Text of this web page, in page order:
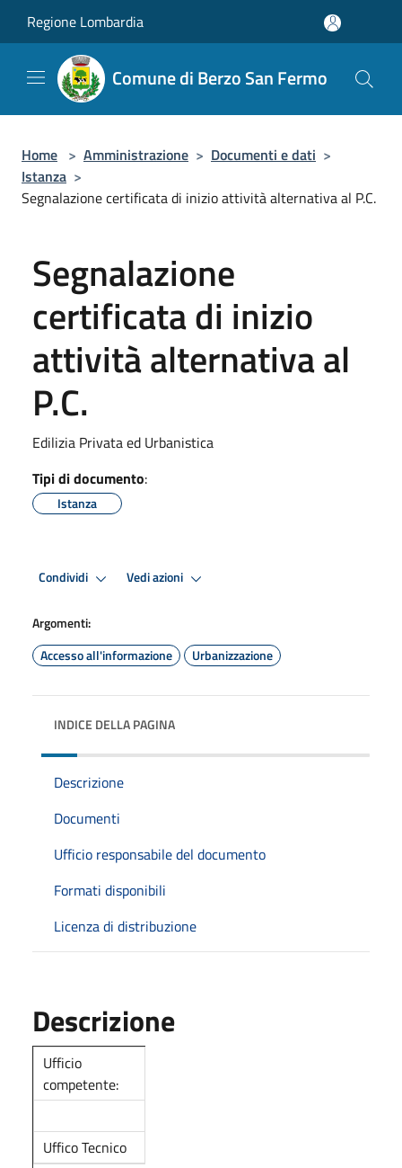
Regione Lombardia
Comune di Berzo San Fermo
Home > Amministrazione > Documenti e dati >
Istanza >
Segnalazione certificata di inizio attività alternativa al P.C.
Segnalazione
certificata di inizio
attività alternativa al
P.C.
Edilizia Privata ed Urbanistica
Tipi di documento:
Istanza
Condividi Vedi azioni
Argomenti:
Accesso all'informazione
Urbanizzazione
INDICE DELLA PAGINA
Descrizione
Documenti
Ufficio responsabile del documento
Formati disponibili
Licenza di distribuzione
Descrizione
Ufficio
competente:
Uffico Tecnico